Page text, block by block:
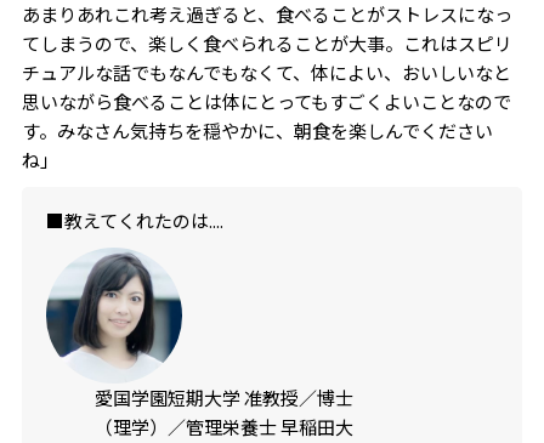
あまりあれこれ考え過ぎると、食べることがストレスになっ
てしまうので、楽しく食べられることが大事。これはスピリ
チュアルな話でもなんでもなくて、体によい、おいしいなと
思いながら食べることは体にとってもすごくよいことなので
す。みなさん気持ちを穏やかに、朝食を楽しんでください
ね」
■教えてくれたのは....
愛国学園短期大学 准教授／博士
（理学）／管理栄養士 早稲田大